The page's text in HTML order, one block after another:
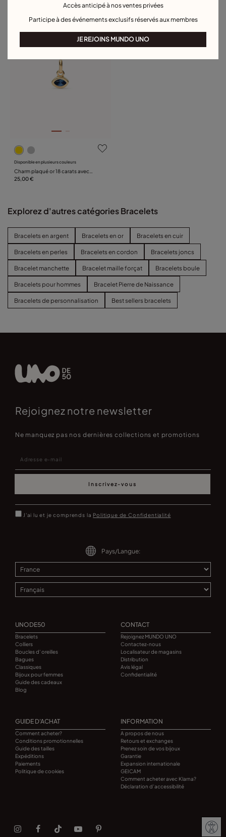
Serviette offerte
Disponible en plusieurs couleurs
Charm plaqué or 18 carats avec
cristal bleu
25,00 €
Explorez d'autres catégories Bracelets
Bracelets en argent Bracelets en or Bracelets en cuir
Bracelets en perles Bracelets en cordon Bracelets joncs
Bracelet manchette Bracelet maille forçat Bracelets boule
Bracelets pour hommes Bracelet Pierre de Naissance
Bracelets de personnalisation Best sellers bracelets
Rejoignez notre newsletter
Ne manquez pas nos dernières collections et promotions
Inscrivez-vous
J'ai lu et je comprends la Politique de Confidentialité
Pays/Langue:
UNODE50
Bracelets
Colliers
Boucles d' oreilles
Bagues
Classiques
Bijoux pour femmes
Guide des cadeaux
Blog
CONTACT
Rejoignez MUNDO UNO
Contactez-nous
Localisateur de magasins
Distribution
Avis légal
Confidentialité
GUIDE D'ACHAT
Comment acheter?
Conditions promotionnelles
Guide des tailles
Expéditions
Paiements
Politique de cookies
INFORMATION
A propos de nous
Retours et exchanges
Prenez soin de vos bijoux
Garantie
Expansion internationale
GEICAM
Comment acheter avec Klarna?
Déclaration d’accessibilité
Accès anticipé à nos ventes privées
Participe à des événements exclusifs réservés aux membres
JE REJOINS MUNDO UNO